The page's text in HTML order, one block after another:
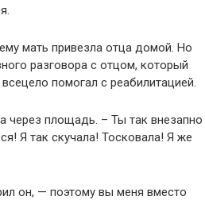
мать привезла отца домой. Но
разговора с отцом, который
помогал с реабилитацией.
площадь. – Ты так внезапно
Я так скучала! Тосковала! Я же
он, — поэтому вы меня вместо